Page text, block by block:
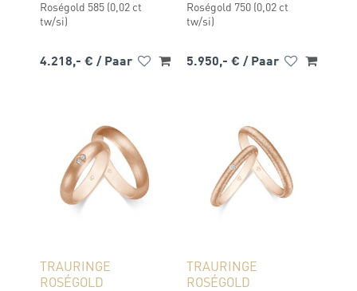
Roségold 585 (0,02 ct
tw/si)
4.218,- € / Paar
Roségold 750 (0,02 ct
tw/si)
5.950,- € / Paar
TRAURINGE
ROSÉGOLD
TRAURINGE
ROSÉGOLD